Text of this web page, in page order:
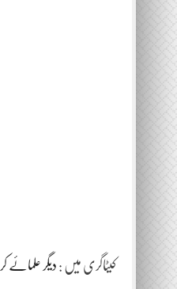
کیٹاگری میں : دیگر علمائے